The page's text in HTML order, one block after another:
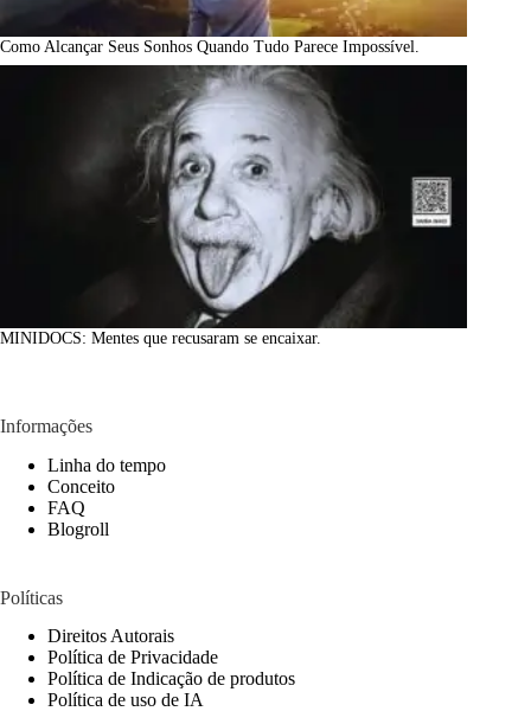
Como Alcançar Seus Sonhos Quando Tudo Parece Impossível.
MINIDOCS: Mentes que recusaram se encaixar.
Informações
Linha do tempo
Conceito
FAQ
Blogroll
Políticas
Direitos Autorais
Política de Privacidade
Política de Indicação de produtos
Política de uso de IA